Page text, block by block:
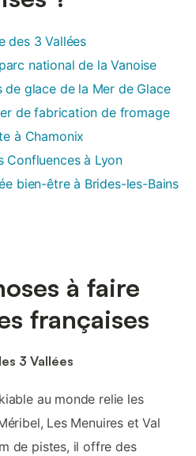
des 3 Vallées
national de la Vanoise
glace de la Mer de Glace
de fabrication de fromage
à Chamonix
Confluences à Lyon
bien-être à Brides-les-Bains
à faire
françaises
3 Vallées
au monde relie les
Les Menuires et Val
de pistes, il offre des